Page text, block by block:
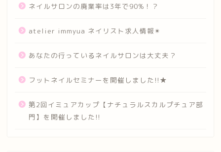
ネイルサロンの廃業率は3年で90%！？
atelier immyua ネイリスト求人情報✴︎
あなたの行っているネイルサロンは大丈夫？
フットネイルセミナーを開催しました!!★
第2回イミュアカップ【ナチュラルスカルプチュア部
門】を開催しました!!